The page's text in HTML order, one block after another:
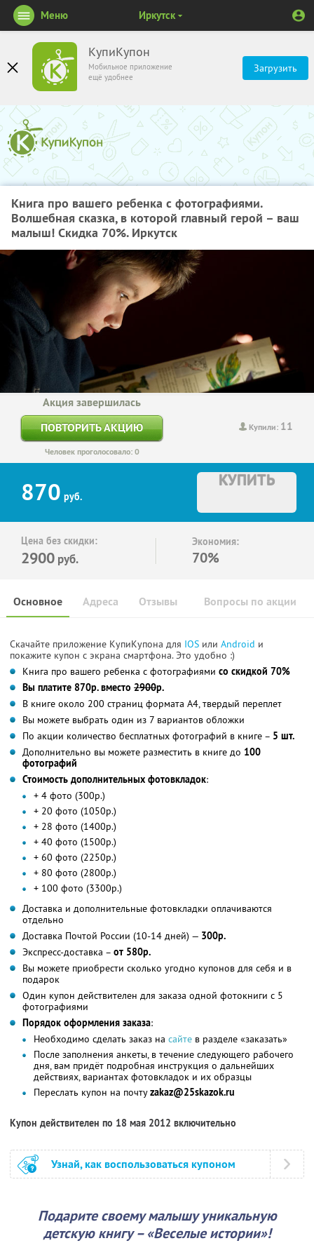
КупиКупон
Мобильное приложение
ещё удобнее
Загрузить
Меню Иркутск
Книга про вашего ребенка с фотографиями.
Волшебная сказка, в которой главный герой – ваш
малыш! Скидка 70%. Иркутск
Купили: 11
Акция завершилась
ПОВТОРИТЬ АКЦИЮ
Человек проголосовало: 0
870 руб.
КУПИТЬ
Цена без скидки:
2900 руб.
Экономия:
70%
Основное Отзывы Вопросы по акции
Адреса
Скачайте приложение КупиКупона для IOS или Android и
покажите купон с экрана смартфона. Это удобно :)
Книга про вашего ребенка с фотографиями со скидкой 70%
Вы платите 870р. вместо 2900р.
В книге около 200 страниц формата А4, твердый переплет
Вы можете выбрать один из 7 вариантов обложки
По акции количество бесплатных фотографий в книге – 5 шт.
Дополнительно вы можете разместить в книге до 100
фотографий
Стоимость дополнительных фотовкладок:
+ 4 фото (300р.)
+ 20 фото (1050р.)
+ 28 фото (1400р.)
+ 40 фото (1500р.)
+ 60 фото (2250р.)
+ 80 фото (2800р.)
+ 100 фото (3300р.)
Доставка и дополнительные фотовкладки оплачиваются
отдельно
Доставка Почтой России (10-14 дней) — 300р.
Экспресс-доставка – от 580р.
Вы можете приобрести сколько угодно купонов для себя и в
подарок
Один купон действителен для заказа одной фотокниги с 5
фотографиями
Порядок оформления заказа:
Необходимо сделать заказ на сайте в разделе «заказать»
После заполнения анкеты, в течение следующего рабочего
дня, вам придёт подробная инструкция о дальнейших
действиях, вариантах фотовкладок и их образцы
Переслать купон на почтуzakaz@25skazok.ru
Купон действителен по 18 мая 2012 включительно
Узнай, как воспользоваться купоном
Подарите своему малышу уникальную
детскую книгу – «Веселые истории»!